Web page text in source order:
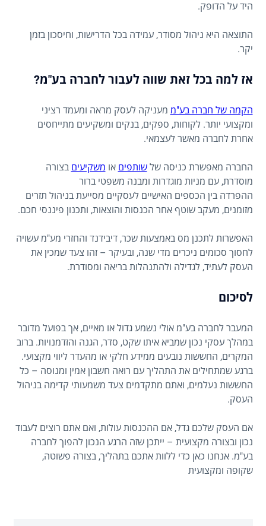
היד על הדופק.
התוצאה היא ניהול מסודר, עמידה בכל הדרישות, וחיסכון בזמן
יקר.
אז למה בכל זאת שווה לעבור לחברה בע"מ?
הקמה של חברה בע"מ מעניקה לעסק מראה ומעמד רציני
ומקצועי יותר. לקוחות, ספקים, בנקים ומשקיעים מתייחסים
אחרת לחברה מאשר לעצמאי.
החברה מאפשרת כניסה שלשותפים או משקיעים בצורה
מוסדרת, עם מניות מוגדרות ומבנה משפטי ברור
ההפרדה בין הכספים האישיים לעסקיים מסייעת בניהול תזרים
מזומנים, מעקב שוטף אחר הכנסות והוצאות, ותכנון פיננסי חכם.
האפשרות לתכנן מס באמצעות שכר, דיבידנד והחזרי מע"מ עשויה
לחסוך סכומים ניכרים מדי שנה, ובעיקר – זהו צעד שמכין את
העסק לעתיד, לגדילה ולהתנהלות בריאה ומסודרת.
לסיכום
המעבר לחברה בע"מ אולי נשמע גדול או מאיים, אך בפועל מדובר
במהלך עסקי נכון שמביא איתו שקט, סדר, הגנה והזדמנויות. ברוב
המקרים, החששות נובעים ממידע חלקי או מהעדר ליווי מקצועי.
ברגע שמתחילים את התהליך עם רואה חשבון אמין ומנוסה – כל
החששות נעלמים, ואתם מתקדמים צעד משמעותי קדימה בניהול
העסק.
אם העסק שלכם גדל, אם ההכנסות עולות, ואם אתם רוצים לעבוד
נכון ובצורה מקצועית – ייתכן שזה הרגע הנכון להפוך לחברה
בע"מ. אנחנו כאן כדי ללוות אתכם בתהליך, בצורה פשוטה,
שקופה ומקצועית